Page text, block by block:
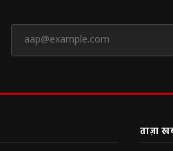
ताज़ा